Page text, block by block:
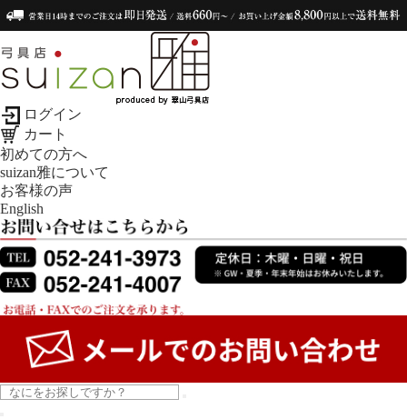
ログイン
カート
初めての方へ
suizan雅について
お客様の声
English